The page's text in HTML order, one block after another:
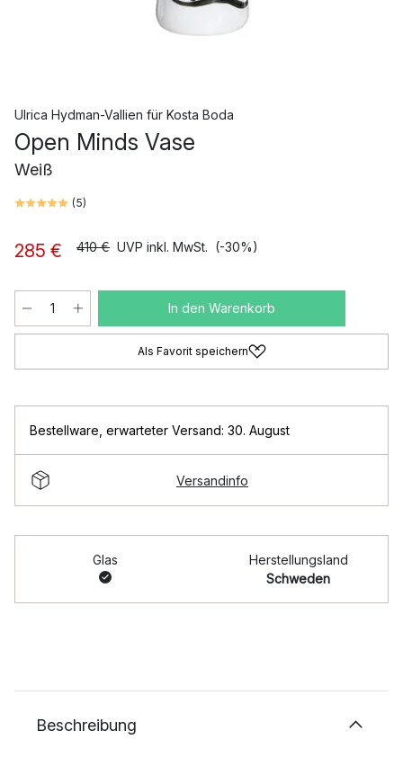
Ulrica Hydman-Vallien für Kosta Boda
Open Minds Vase
Weiß
(5)
285 € 410 € UVP inkl. MwSt. (-30%)
In den Warenkorb
Als Favorit speichern
Bestellware erwarteter Versand: 30. August
Versandinfo
Glas
Herstellungsland
Schweden
Beschreibung